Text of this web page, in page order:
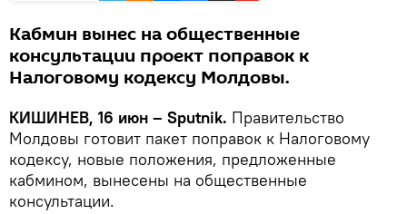
Кабмин вынес на общественные
консультации проект поправок к
Налоговому кодексу Молдовы.
КИШИНЕВ, 16 июн – Sputnik. Правительство
Молдовы готовит пакет поправок к Налоговому
кодексу, новые положения, предложенные
кабмином, вынесены на общественные
консультации.